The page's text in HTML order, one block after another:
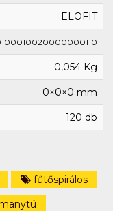
ELOFIT
0,054 Kg
0×0×0 mm
120 db
fűtőspirálos